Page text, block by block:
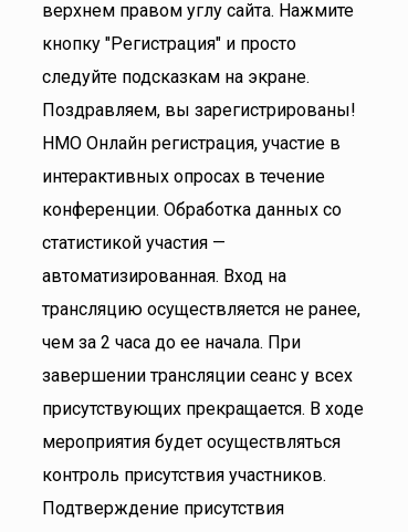
верхнем правом углу сайта. Нажмите
кнопку "Регистрация" и просто
следуйте подсказкам на экране.
Поздравляем, вы зарегистрированы!
НМО Онлайн регистрация, участие в
интерактивных опросах в течение
конференции. Обработка данных со
статистикой участия —
автоматизированная. Вход на
трансляцию осуществляется не ранее,
чем за 2 часа до ее начала. При
завершении трансляции сеанс у всех
присутствующих прекращается. В ходе
мероприятия будет осуществляться
контроль присутствия участников.
Подтверждение присутствия